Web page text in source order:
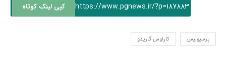
https://www.pgnews.ir/?p=187883 کپی لینک کوتاه
پرسپولیس کارلوس گاریدو